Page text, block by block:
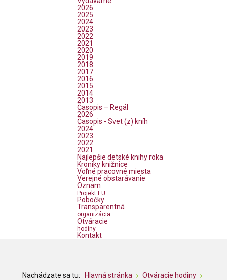
2026
2025
2024
2023
2022
2021
2020
2019
2018
2017
2016
2015
2014
2013
Časopis – Regál
2026
Časopis - Svet (z) kníh
2024
2023
2022
2021
Najlepšie detské knihy roka
Kroniky knižnice
Voľné pracovné miesta
Verejné obstarávanie
Oznam
Projekt EU
Pobočky
Transparentná
organizácia
Otváracie
hodiny
Kontakt
Nachádzate sa tu: Hlavná stránka
Otváracie hodiny